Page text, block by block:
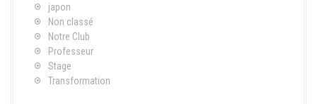
japon
Non classé
Notre Club
Professeur
Stage
Transformation